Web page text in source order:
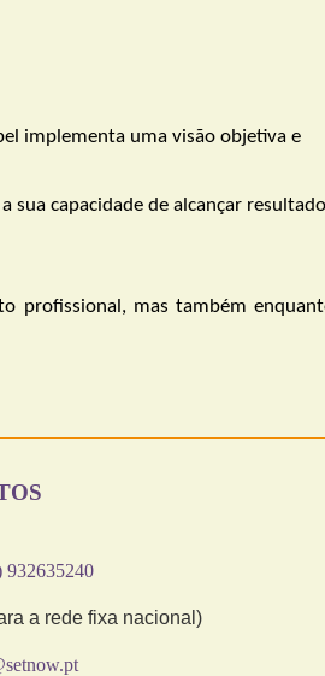
implementa uma visão objetiva e
sua capacidade de alcançar
profissional, mas também
932635240
a rede fixa nacional)